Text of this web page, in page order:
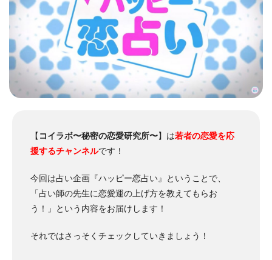
【 コイラボ〜秘密の恋愛研究所〜】は若者の恋愛を応
援するチャンネルです！
今回は占い企画『ハッピー恋占い』ということで、
「占い師の先生に恋愛運の上げ方を教えてもらお
う！」という内容をお届けします！
それではさっそくチェックしていきましょう！